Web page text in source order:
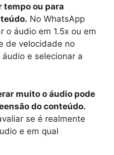
tempo ou para
No WhatsApp
o áudio em 1.5x ou em
de velocidade no
e selecionar a
muito o áudio pode
do conteúdo.
se é realmente
e em qual